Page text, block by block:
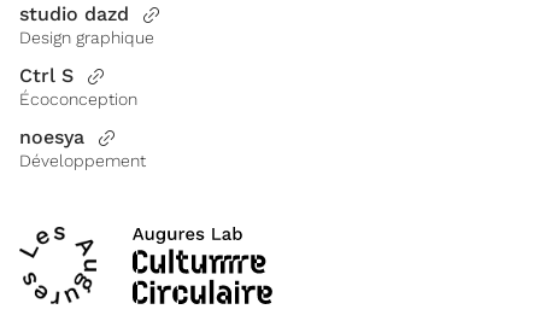
studio dazd
Design graphique
Ctrl S
Écoconception
noesya
Développement